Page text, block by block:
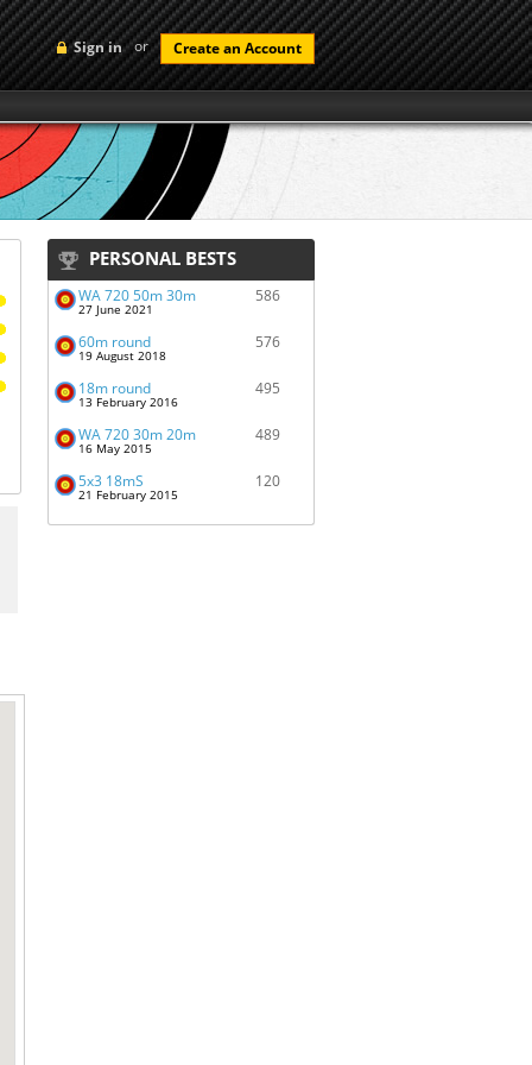
Sign in or Create an Account
PERSONAL BESTS
WA 720 50m 30m
27 June 2021
586
60m round
19 August 2018
576
18m round
13 February 2016
495
WA 720 30m 20m
16 May 2015
489
5x3 18mS
21 February 2015
120